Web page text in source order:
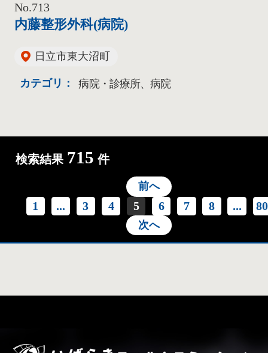
No.713
内藤整形外科(病院)
日立市東大沼町
カテゴリ： 病院・診療所、病院
検索結果 715 件
前へ
1 ... 3 4 5 6 7 8 ... 80
次へ